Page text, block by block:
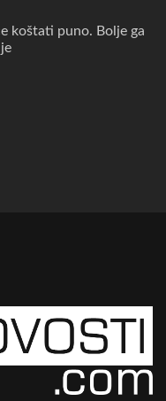
koštati puno. Bolje ga